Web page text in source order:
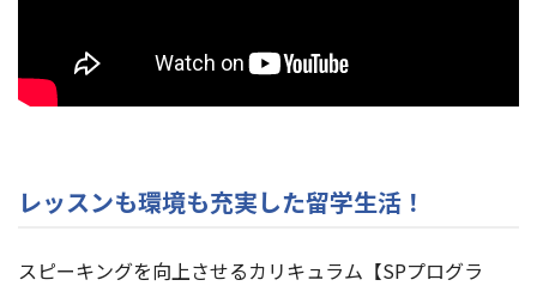
レッスンも環境も充実した留学生活！
スピーキングを向上させるカリキュラム【SPプログラ